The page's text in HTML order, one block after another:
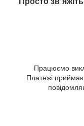
Працюємо
Платежі